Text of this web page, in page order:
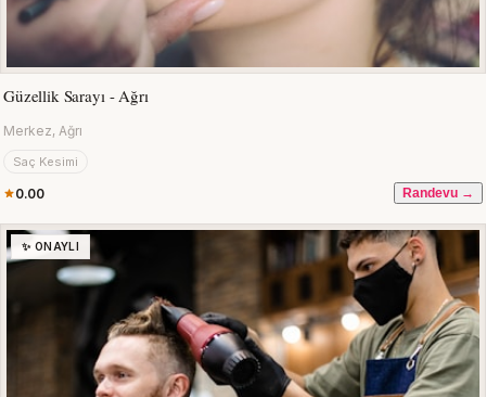
Güzellik Sarayı - Ağrı
Merkez, Ağrı
Saç Kesimi
0.00 Randevu →
✨ ONAYLI